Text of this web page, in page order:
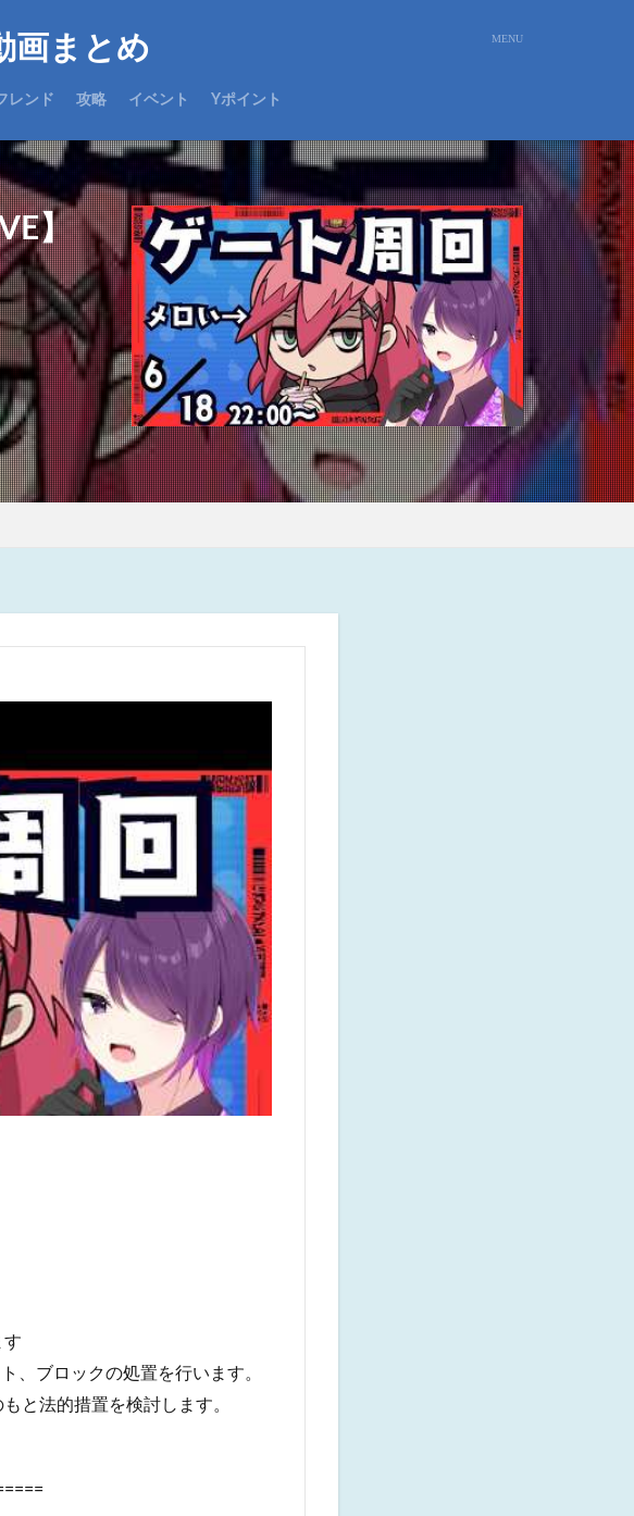
画まとめ
レンド 攻略 イベント Yポイント
】
す
、ブロックの処置を行います。
と法的措置を検討します。